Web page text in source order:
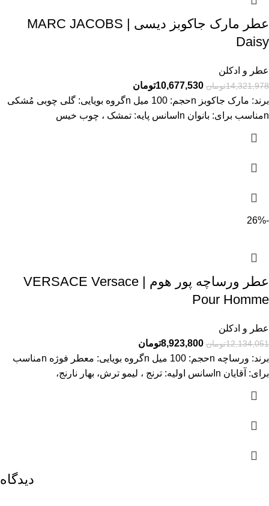
عطر مارک جاکوبز دیسی | MARC JACOBS
Daisy
عطر و ادکلن
14,321,978تومان 10,677,530تومان
برند: مارک جاکوبز nحجم: 100 میل nگروه بویایی: گلی چوبی مُشکی
nمناسب برای: بانوان nاسانس پایه: تمشک ، چوب خیس
-26%
عطر ورساچه پور هوم | VERSACE Versace
Pour Homme
عطر و ادکلن
12,134,051تومان 8,923,800تومان
برند: ورساچه nحجم: 100 میل nگروه بویایی: معطر فوژه nمناسب
برای: آقایان nاسانس اولیه: ترنج ، لیمو ترش، بهار نارنج،
دیدگاه